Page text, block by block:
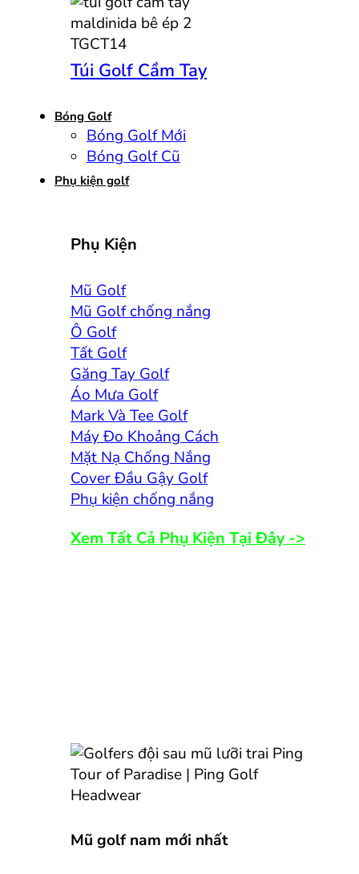
Túi Golf Cầm Tay
Bóng Golf
Bóng Golf Mới
Bóng Golf Cũ
Phụ kiện golf
Phụ Kiện
Mũ Golf
Mũ Golf chống nắng
Ô Golf
Tất Golf
Găng Tay Golf
Áo Mưa Golf
Mark Và Tee Golf
Máy Đo Khoảng Cách
Mặt Nạ Chống Nắng
Cover Đầu Gậy Golf
Phụ kiện chống nắng
Xem Tất Cả Phụ Kiện Tại Đây ->
Mũ golf nam mới nhất